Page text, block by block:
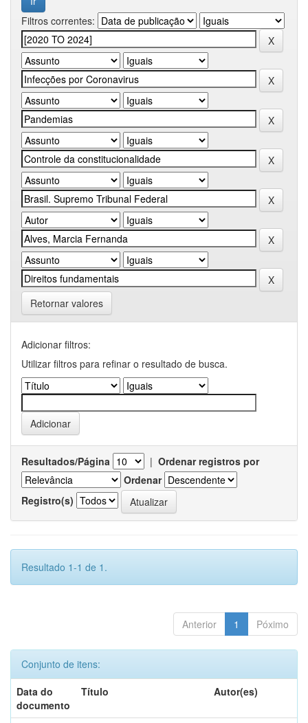
Filtros correntes:
Retornar valores
Adicionar filtros:
Utilizar filtros para refinar o resultado de busca.
Resultados/Página | Ordenar registros por
Ordenar
Registro(s)
Resultado 1-1 de 1.
Anterior 1 Póximo
Conjunto de itens:
Data do
documento
Título Autor(es)